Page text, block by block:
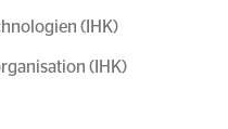
(IHK)
(IHK)